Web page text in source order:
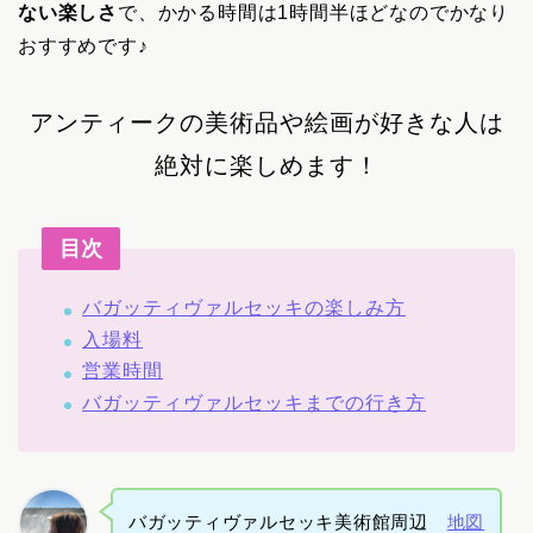
ない楽しさ で、かかる時間は1時間半ほどなのでかなり
おすすめです♪
アンティークの美術品や絵画が好きな人は
絶対に楽しめます！
目次
バガッティヴァルセッキの楽しみ方
入場料
営業時間
バガッティヴァルセッキまでの行き方
バガッティヴァルセッキ美術館周辺 地図